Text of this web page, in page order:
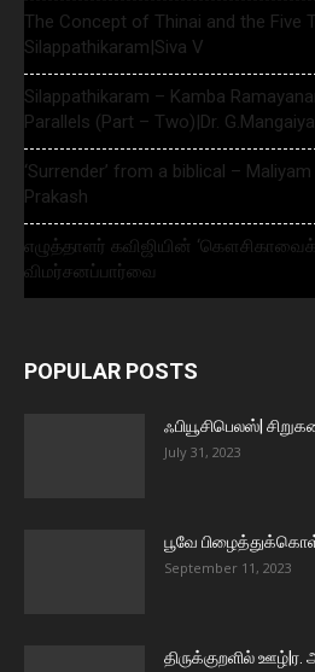
The Concept of Thinai and the Five
Silappathikaram|Siva V
Silappathikaram – Kamba
Parallels (Part – Two)|Dr.
‘Surrender’ from a biblical –
Prakash
எழுத்தாளர் கவிஜியின்
விமர்சனப்பார்வை
POPULAR POSTS
ஃபியூசிபெலஸ்|
July 31, 2023
பூவே
September 11, 2023
திருக்குறளில்